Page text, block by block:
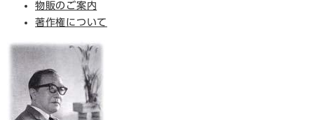
物販のご案内
著作権について